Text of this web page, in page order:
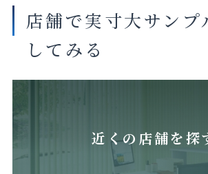
店舗で実寸大サンプ
してみる
近くの店舗を探